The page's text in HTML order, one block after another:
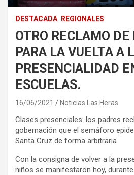
DESTACADA REGIONALES
OTRO RECLAMO DE
PARA LA VUELTA A
PRESENCIALIDAD
ESCUELAS.
16/06/2021 Noticias Las Heras
Clases presenciales: los padres
gobernación que el semáforo
Santa Cruz de forma arbitraria
Con la consigna de volver a la
niños se manifestaron hoy,